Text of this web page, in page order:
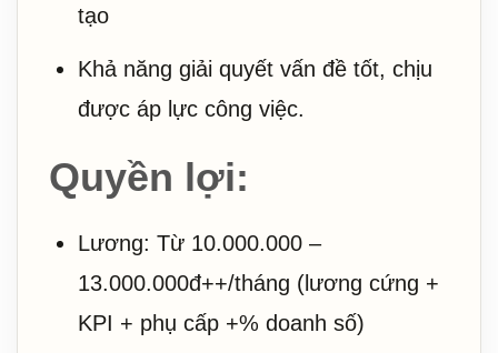
tạo
Khả năng giải quyết vấn đề tốt, chịu
được áp lực công việc.
Quyền lợi:
Lương: Từ 10.000.000 –
13.000.000đ++/tháng (lương cứng +
KPI + phụ cấp +% doanh số)